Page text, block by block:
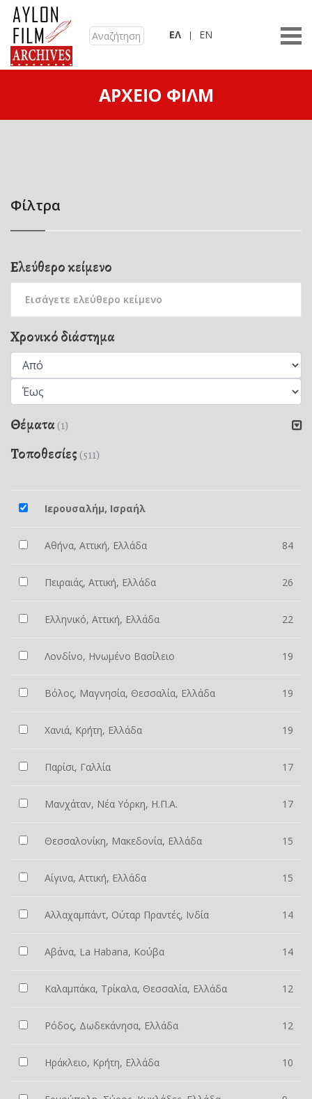
ΕΛ EN
ΑΡΧΕΊΟ ΦΙΛΜ
Φίλτρα
Ελεύθερο κείμενο
Χρονικό διάστημα
Θέματα(1)
Τοποθεσίες (511)
Ιερουσαλήμ, Ισραήλ
Αθήνα, Αττική, Ελλάδα 84
Πειραιάς, Αττική, Ελλάδα 26
Ελληνικό, Αττική, Ελλάδα 22
Λονδίνο, Ηνωμένο Βασίλειο 19
Βόλος, Μαγνησία, Θεσσαλία, Ελλάδα 19
Χανιά, Κρήτη, Ελλάδα 19
Παρίσι, Γαλλία 17
Μανχάταν, Νέα Υόρκη, Η.Π.Α. 17
Θεσσαλονίκη, Μακεδονία, Ελλάδα 15
Αίγινα, Αττική, Ελλάδα 15
Αλλαχαμπάντ, Ούταρ Πραντές, Ινδία 14
Αβάνα, La Habana, Κούβα 14
Καλαμπάκα, Τρίκαλα, Θεσσαλία, Ελλάδα 12
Ρόδος, Δωδεκάνησα, Ελλάδα 12
Ηράκλειο, Κρήτη, Ελλάδα 10